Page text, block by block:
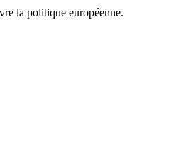
la politique européenne.